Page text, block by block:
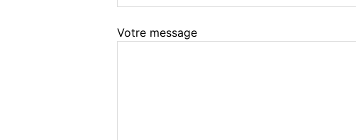
Votre message